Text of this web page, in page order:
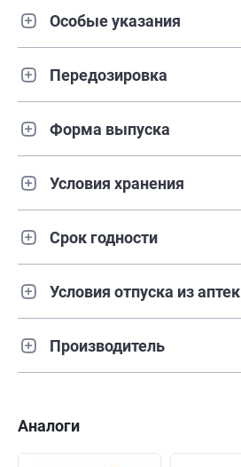
Особые указания
Передозировка
Форма выпуска
Условия хранения
Срок годности
Условия отпуска из аптек
Производитель
Аналоги